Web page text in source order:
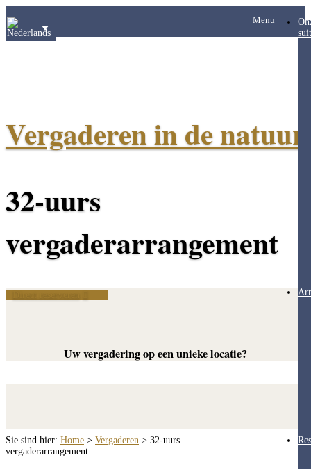
Menu
Vergaderen in de natuur
32-uurs
vergaderarrangement
Uw vergadering op een unieke locatie?
Sie sind hier: Home > Vergaderen > 32-uurs
vergaderarrangement